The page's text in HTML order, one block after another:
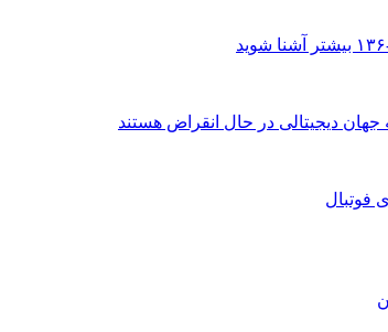
دیجیتالی در حال انقراض هستند
فوتبال